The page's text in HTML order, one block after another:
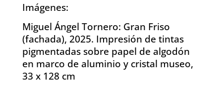
Imágenes:
Miguel Ángel Tornero: Gran Friso
(fachada), 2025. Impresión de tintas
pigmentadas sobre papel de algodón
en marco de aluminio y cristal museo,
33 x 128 cm